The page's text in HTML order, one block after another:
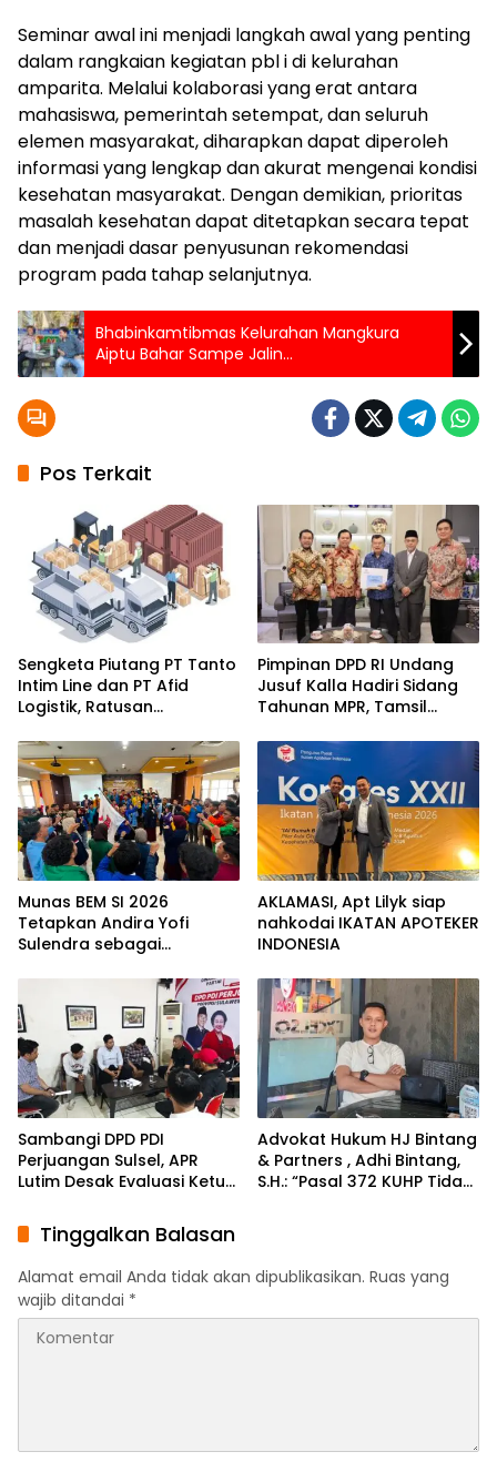
Seminar awal ini menjadi langkah awal yang penting
dalam rangkaian kegiatan pbl i di kelurahan
amparita. Melalui kolaborasi yang erat antara
mahasiswa, pemerintah setempat, dan seluruh
elemen masyarakat, diharapkan dapat diperoleh
informasi yang lengkap dan akurat mengenai kondisi
kesehatan masyarakat. Dengan demikian, prioritas
masalah kesehatan dapat ditetapkan secara tepat
dan menjadi dasar penyusunan rekomendasi
program pada tahap selanjutnya.
Bhabinkamtibmas Kelurahan Mangkura
Aiptu Bahar Sampe Jalin
Silaturrahim Bersama Tokoh Masyarakat
Pos Terkait
Sengketa Piutang PT Tanto
Intim Line dan PT Afid
Logistik, Ratusan
Indonesia Timur Ikut
Dirugikan
Pimpinan DPD RI Undang
Jusuf Kalla Hadiri Sidang
Tahunan MPR, Tamsil
Membangun Solidaritas
Kepemimpinan Bangsa
Munas BEM SI 2026
Tetapkan Andira Yofi
Sulendra sebagai
AKLAMASI, ​Apt Lilyk siap
nahkodai IKATAN APOTEKER
INDONESIA
Sambangi DPD PDI
Perjuangan Sulsel, APR
Lutim Desak Evaluasi Ketua
Advokat Hukum HJ Bintang
& Partners , Adhi Bintang,
S.H.: “Pasal 372 KUHP Tidak
Tinggalkan Balasan
Alamat email Anda tidak akan dipublikasikan. Ruas yang
wajib ditandai *